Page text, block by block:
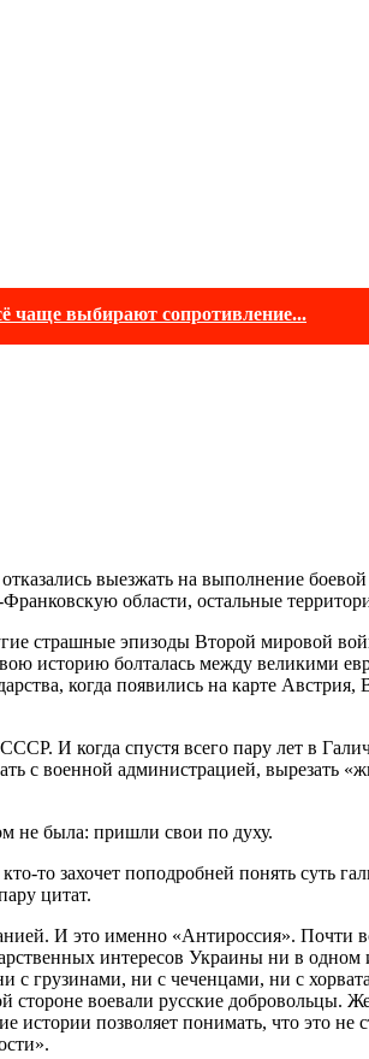
чаще выбирают сопротивление...
выезжать на выполнение
области, остальные
страшные эпизоды Второй мировой
историю болталась между великими
когда появились на карте
И когда спустя всего пару лет в
с военной администрацией, вырезать
не была: пришли свои по духу.
то захочет поподробней понять суть
цитат.
И это именно «Антироссия». Почти
интересов Украины ни в одном
с грузинами, ни с чеченцами, ни с
воевали русские добровольцы.
истории позволяет понимать, что это